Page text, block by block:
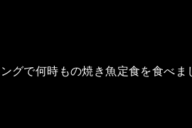
グで何時もの焼き魚定食を食べま